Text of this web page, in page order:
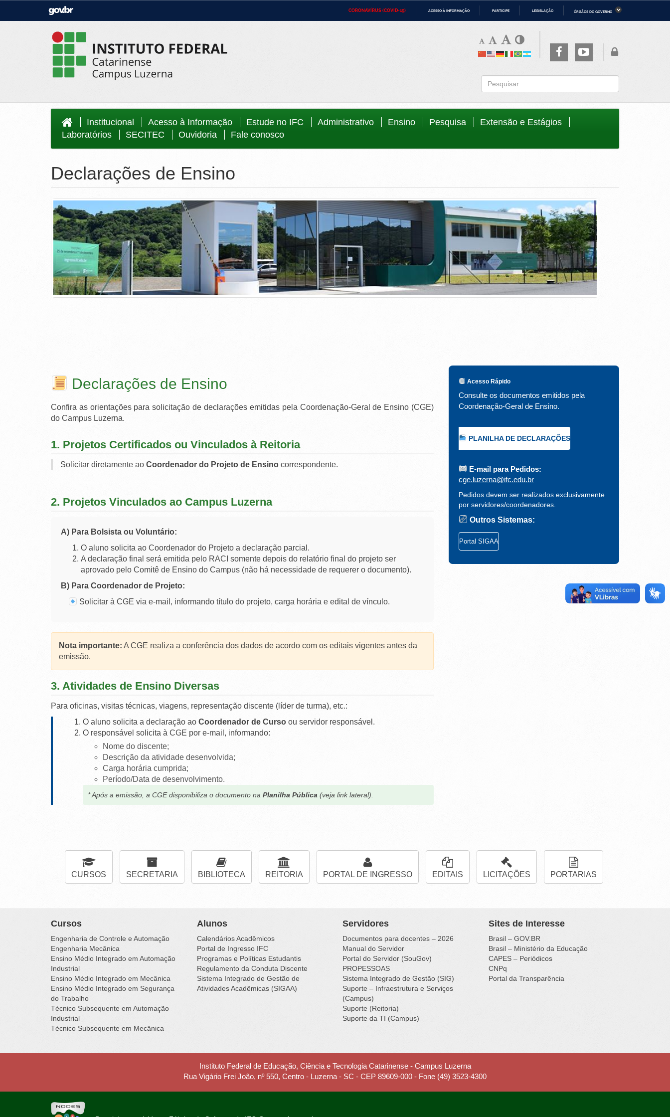
CORONAVÍRUS (COVID-19) ACESSO À INFORMAÇÃO PARTICIPE LEGISLAÇÃO
ÓRGÃOS DO GOVERNO
Casa Civil
Ministério da Infraestrutura
Ministério da Agricultura, Pecuária e
Abastecimento
Inovações e Comunicações
Ministério do Meio Ambiente Ministério do Turismo Secretaria-Geral
Institucional Acesso à Informação Estude no IFC Administrativo Ensino Pesquisa
Extensão e Estágios
Laboratórios
SECITEC Ouvidoria Fale conosco
Declarações de Ensino
Declarações de Ensino
Confira as orientações para solicitação de declarações emitidas pela Coordenação-Geral de Ensino (CGE)
do Campus Luzerna.
1. Projetos Certificados ou Vinculados à Reitoria
Solicitar diretamente ao Coordenador do Projeto de Ensino correspondente.
2. Projetos Vinculados ao Campus Luzerna
A) Para Bolsista ou Voluntário:
O aluno solicita ao Coordenador do Projeto a declaração parcial.
A declaração final será emitida pelo RACI somente depois do relatório final do projeto ser
aprovado pelo Comitê de Ensino do Campus (não há necessidade de requerer o documento).
B) Para Coordenador de Projeto:
Solicitar à CGE via e-mail, informando título do projeto, carga horária e edital de vínculo.
Nota importante: A CGE realiza a conferência dos dados de acordo com os editais vigentes antes da
emissão.
3. Atividades de Ensino Diversas
Para oficinas, visitas técnicas, viagens, representação discente (líder de turma), etc.:
O aluno solicita a declaração ao Coordenador de Curso ou servidor responsável.
O responsável solicita à CGE por e-mail, informando:
Nome do discente;
Descrição da atividade desenvolvida;
Carga horária cumprida;
Período/Data de desenvolvimento.
* Após a emissão, a CGE disponibiliza o documento na Planilha Pública (veja link lateral).
Acesso Rápido
Consulte os documentos emitidos pela
Coordenação-Geral de Ensino.
PLANILHA DE DECLARAÇÕES
E-mail para Pedidos:
cge.luzerna@ifc.edu.br
Pedidos devem ser realizados exclusivamente
por servidores/coordenadores.
Outros Sistemas:
Portal SIGAA
CURSOS SECRETARIA BIBLIOTECA REITORIA PORTAL DE INGRESSO EDITAIS LICITAÇÕES PORTARIAS
Cursos
Engenharia de Controle e Automação
Engenharia Mecânica
Ensino Médio Integrado em Automação
Industrial
Ensino Médio Integrado em Mecânica
Ensino Médio Integrado em Segurança
do Trabalho
Técnico Subsequente em Automação
Industrial
Técnico Subsequente em Mecânica
Alunos
Calendários Acadêmicos
Portal de Ingresso IFC
Programas e Políticas Estudantis
Regulamento da Conduta Discente
Sistema Integrado de Gestão de
Atividades Acadêmicas (SIGAA)
Servidores
Documentos para docentes – 2026
Manual do Servidor
Portal do Servidor (SouGov)
PROPESSOAS
Sistema Integrado de Gestão (SIG)
Suporte – Infraestrutura e Serviços
(Campus)
Suporte (Reitoria)
Suporte da TI (Campus)
Sites de Interesse
Brasil – GOV.BR
Brasil – Ministério da Educação
CAPES – Periódicos
CNPq
Portal da Transparência
Instituto Federal de Educação, Ciência e Tecnologia Catarinense - Campus Luzerna
Rua Vigário Frei João, nº 550, Centro - Luzerna - SC - CEP 89609-000 - Fone (49) 3523-4300